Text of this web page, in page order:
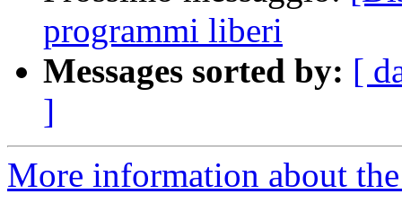
programmi liberi
Messages sorted by: [
]
More information about